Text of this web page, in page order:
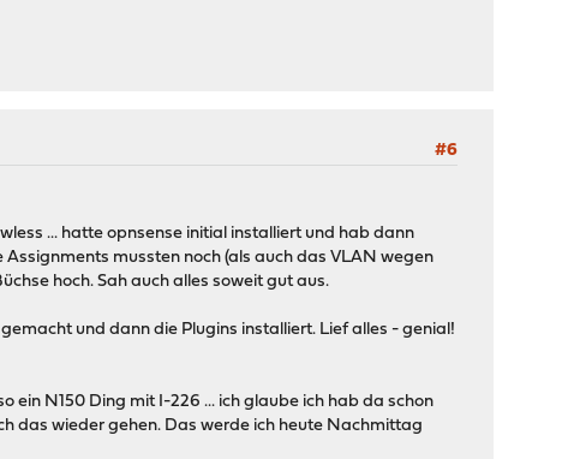
#6
... hatte opnsense initial installiert und hab dann
mussten noch (als auch das VLAN wegen
hoch. Sah auch alles soweit gut aus.
und dann die Plugins installiert. Lief alles - genial!
ein N150 Ding mit I-226 ... ich glaube ich hab da schon
das wieder gehen. Das werde ich heute Nachmittag